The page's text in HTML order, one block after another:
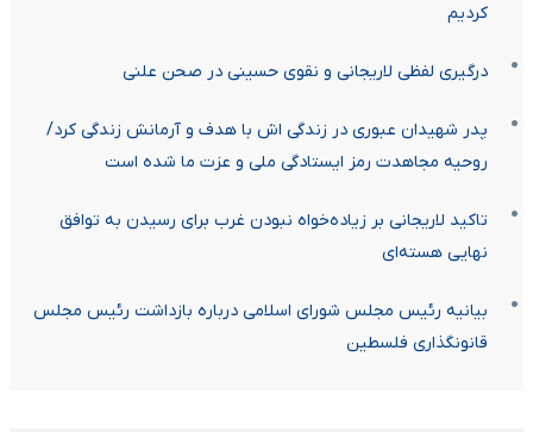
کردیم
درگیری لفظی لاریجانی و نقوی حسینی در صحن علنی
پدر شهیدان عبوری در زندگی اش با هدف و آرمانش زندگی کرد/
روحیه مجاهدت رمز ایستادگی ملی و عزت ما شده است
تاکید لاریجانی بر زیاده‌خواه نبودن غرب برای رسیدن به توافق
نهایی هسته‌ای
بیانیه رئیس مجلس شورای اسلامی درباره بازداشت رئیس مجلس
قانونگذاری فلسطین